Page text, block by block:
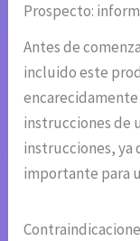
Prospecto:
Antes de
incluido este
instrucciones de
instrucciones, ya
importante para